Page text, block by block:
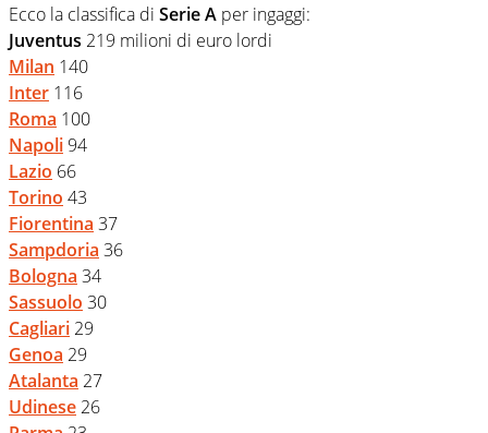
Ecco la classifica di Serie A per ingaggi:
Juventus 219 milioni di euro lordi
Milan 140
Inter 116
Roma 100
Napoli 94
Lazio 66
Torino 43
Fiorentina 37
Sampdoria 36
Bologna 34
Sassuolo 30
Cagliari 29
Genoa 29
Atalanta 27
Udinese 26